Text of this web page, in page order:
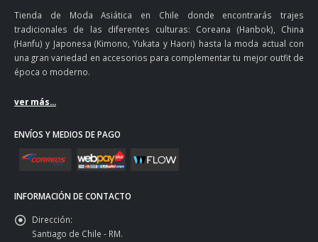
Tienda de Moda Asiática en Chile donde encontrarás trajes
tradicionales de las diferentes culturas: Coreana (Hanbok), China
(Hanfu) y Japonesa (Kimono, Yukata y Haori) hasta la moda actual con
una gran variedad en accesorios para complementar tu mejor outfit de
época o moderno.
ver más...
ENVÍOS Y MEDIOS DE PAGO
INFORMACIÓN DE CONTACTO
Dirección:
Santiago de Chile - RM.